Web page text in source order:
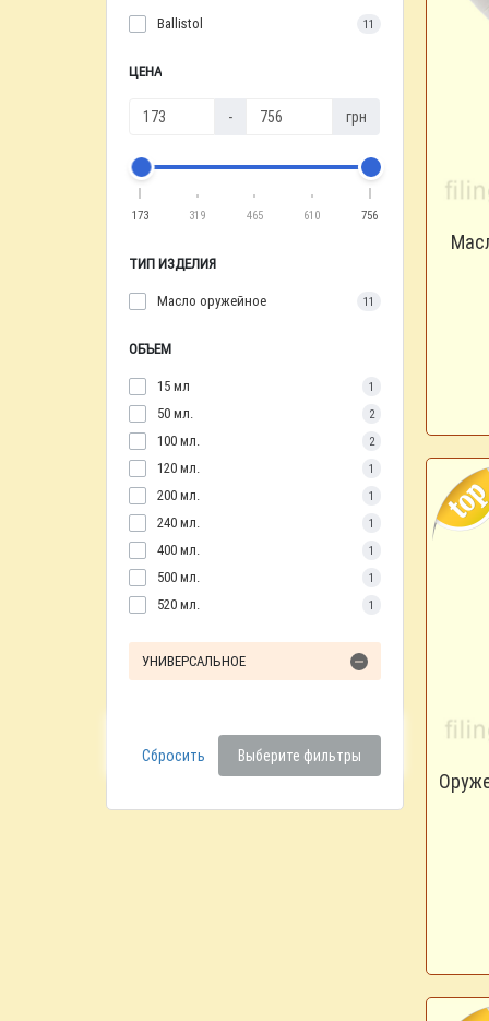
Ballistol
11
ЦЕНА
- грн
173 319 465 610 756
ТИП ИЗДЕЛИЯ
Масло оружейное
11
ОБЪЕМ
15 мл
1
50 мл. 2
100 мл. 2
120 мл. 1
200 мл. 1
240 мл. 1
400 мл. 1
500 мл. 1
520 мл. 1
УНИВЕРСАЛЬНОЕ
Сбросить Выберите фильтры